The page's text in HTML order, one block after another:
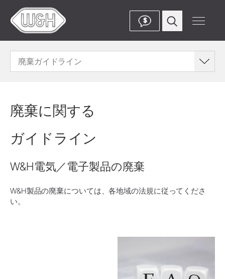
$
廃棄ガイドライン
廃棄に関する
ガイドライン
W&H電気／電子製品の廃棄
W&H製品の廃棄については、各地域の法規に従ってくださ
い。